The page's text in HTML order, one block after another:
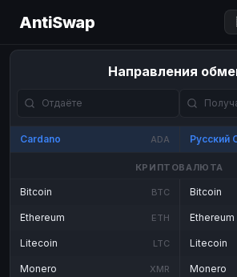
AntiSwap
Направления
Cardano ADA Русский
КРИПТОВАЛЮТА
Bitcoin BTC
Ethereum ETH
Litecoin LTC
Monero XMR
Bitcoin
Ethereum
Litecoin
Monero